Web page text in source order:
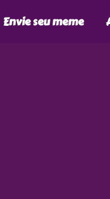
Envie seu meme